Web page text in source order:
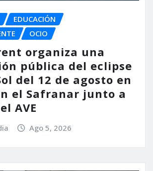
EDUCACIÓN
OCIO
organiza una
pública del eclipse
del 12 de agosto en
el Safranar junto a
AVE
Ago 5, 2026